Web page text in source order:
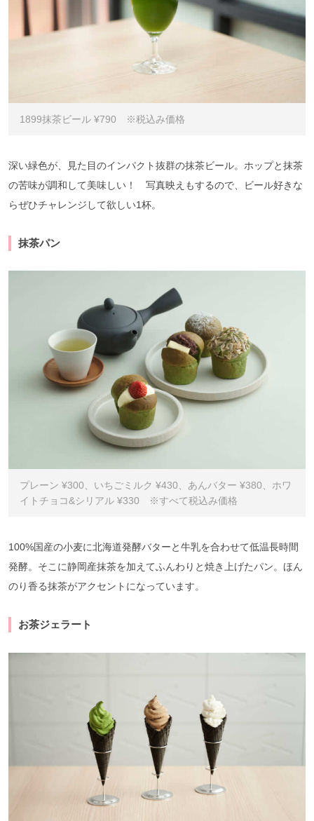
1899抹茶ビール ¥790 ※税込み価格
深い緑色が、見た目のインパクト抜群の抹茶ビール。ホップと抹茶
の苦味が調和して美味しい！ 写真映えもするので、ビール好きな
らぜひチャレンジして欲しい1杯。
抹茶パン
プレーン ¥300、いちごミルク ¥430、あんバター ¥380、ホワ
イトチョコ&シリアル ¥330 ※すべて税込み価格
100%国産の小麦に北海道発酵バターと牛乳を合わせて低温長時間
発酵。そこに静岡産抹茶を加えてふんわりと焼き上げたパン。ほん
のり香る抹茶がアクセントになっています。
お茶ジェラート